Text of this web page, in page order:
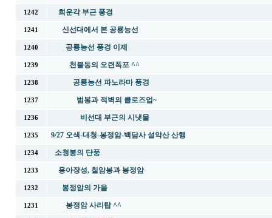
1242 희운각 부근 풍경
1241 신선대에서 본 공룡능선
1240 공룡능선 풍경 이제
1239 천불동의 오련폭포 ^^
1238 공룡능선 파노라마 풍경
1237 범봉과 적벽의 클로즈업~
1236 비선대 부근의 시냇물
1235 9/27 오색-대청-봉정암-백담사 설악산 산행
1234 소청봉의 단풍
1233 용아장성, 칠암봉과 봉정암
1232 봉정암의 가을
1231 봉정암 사리탑 ^^